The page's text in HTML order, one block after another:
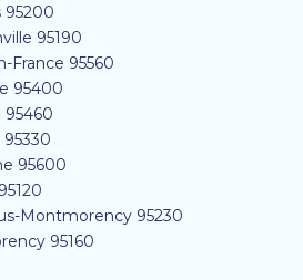
95200
95190
France 95560
95400
95460
95600
Montmorency 95230
95160